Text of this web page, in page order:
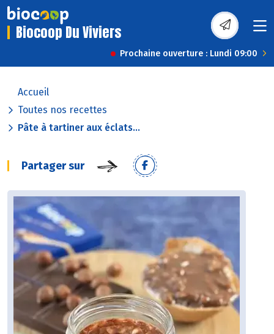
Biocoop Du Viviers
Prochaine ouverture : Lundi 09:00
Accueil
Toutes nos recettes
Pâte à tartiner aux éclats...
Partager sur